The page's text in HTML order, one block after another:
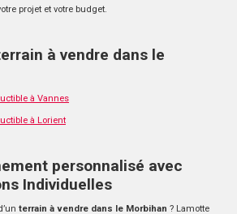
projet et votre budget.
à vendre dans le
à Vannes
à Lorient
personnalisé avec
Individuelles
terrain à vendre dans le Morbihan ? Lamotte